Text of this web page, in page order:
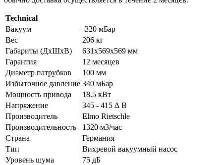
Technical
Вакуум
-320 мБар
Вес
206 кг
Габариты (ДхШхВ)
631х569х569 мм
Гарантия
12 месяцев
Диаметр патрубков
100 мм
Избыточное давление 340 мБар
Мощность привода
18.5 кВт
Напряжение
345 - 415 ∆ В
Производитель
Elmo Rietschle
Производительность
1320 м3/час
Страна
Германия
Тип
Вихревой вакуумный насос
Уровень шума
75 дБ